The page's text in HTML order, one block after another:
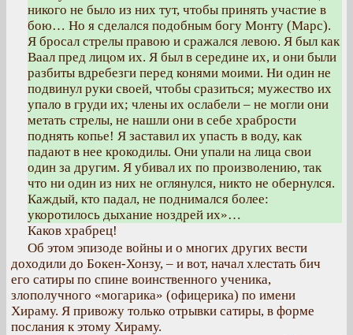
никого не было из них тут, чтобы принять участие в
бою… Но я сделался подобным богу Монту (Марс).
Я бросал стрелы правою и сражался левою. Я был как
Ваал пред лицом их. Я был в середине их, и они были
разбиты вдребезги перед конями моими. Ни один не
подвинул руки своей, чтобы сразиться; мужество их
упало в груди их; члены их ослабели – не могли они
метать стрелы, не нашли они в себе храбрости
поднять копье! Я заставил их упасть в воду, как
падают в нее крокодилы. Они упали на лица свои
один за другим. Я убивал их по произволению, так
что ни один из них не оглянулся, никто не обернулся.
Каждый, кто падал, не поднимался более:
укоротилось дыхание ноздрей их»…
Каков храбрец!
Об этом эпизоде войны и о многих других вести
доходили до Бокен-Хонзу, – и вот, начал хлестать бич
его сатиры по спине воинственного ученика,
злополучного «могарика» (офицерика) по имени
Хираму. Я привожу только отрывки сатиры, в форме
послания к этому Хираму.